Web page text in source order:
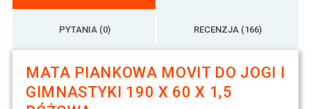
PYTANIA (0) RECENZJA (166)
MATA PIANKOWA MOVIT DO JOGI I
GIMNASTYKI 190 X 60 X 1,5